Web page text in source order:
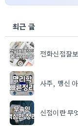
최근 글
전화신점잘
사주, 맹신
신점이란 무